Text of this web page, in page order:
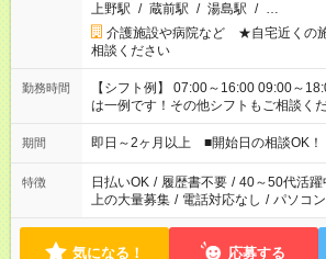
上野駅 / 蔵前駅 / 湯島駅 / …
介護施設や病院など ★自宅近くの
相談ください
勤務時間
【シフト例】 07:00～16:00 09:00～18:00
は一例です！その他シフトもご相談く
期間 即日～2ヶ月以上 ■開始日の相談OK！
特徴 日払いOK / 履歴書不要 / 40～50代活躍
上の大量募集 / 電話対応なし / パソコ
気になる！ 応募する